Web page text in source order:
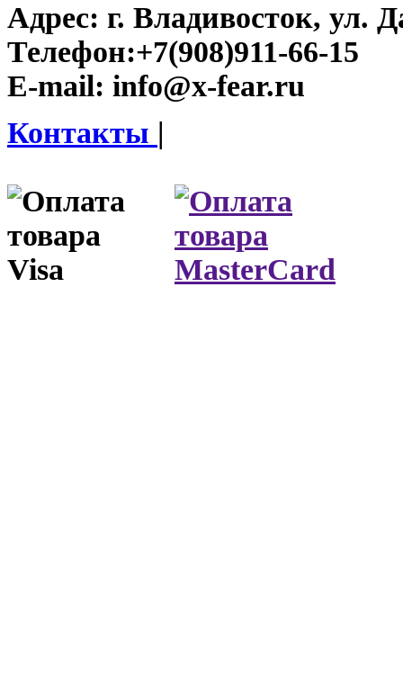
Адрес: г. Владивосток, ул.
Телефон:+7(908)911-66-15
E-mail: info@x-fear.ru
Контакты |